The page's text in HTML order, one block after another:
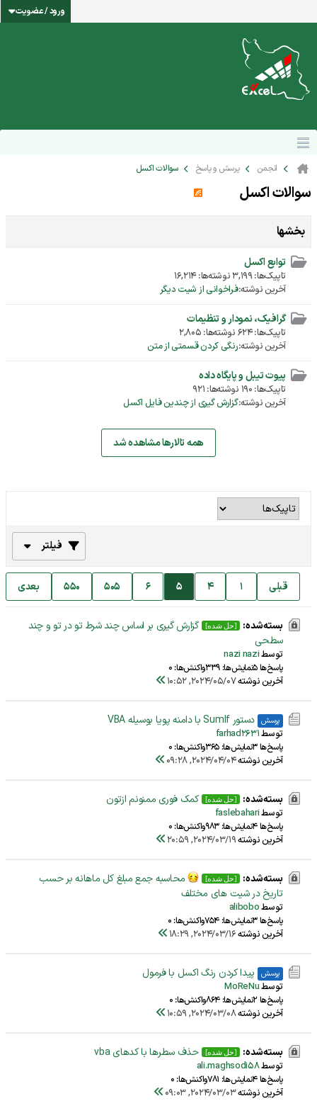
ورود / عضویت
انجمن پرسش و پاسخ سوالات اکسل
سوالات اکسل
بخشها
توابع اکسل
تاپیک‌ها: 3,199 نوشته‌ها: 16,214
آخرین نوشته:فراخوانی از شیت دیگر
گرافیک، نمودار و تنظیمات
تاپیک‌ها: 624 نوشته‌ها: 2,805
آخرین نوشته:رنگی کردن قسمتی از متن
پیوت تیبل و پایگاه داده
تاپیک‌ها: 190 نوشته‌ها: 921
آخرین نوشته:گزارش گیری از چندین فایل اکسل
همه تالارها مشاهده شد
فیلتر
قبلی 1
4
5
6
505
550 بعدی
بسته‌شده: [حل شده]
گزارش گیری بر اساس چند شرط تو در تو و چند
سطحی
توسطnazi nazi
پاسخ‌ها 5 نمایش‌ها: 339 واکنش‌ها: 0
آخرین نوشته2024/05/07, 10:52
پرسش دستور SumIf با دامنه پویا بوسیله VBA
توسطfarhad2631
پاسخ‌ها 3 نمایش‌ها: 365 واکنش‌ها: 0
آخرین نوشته2024/04/04, 09:28
بسته‌شده: [حل شده] کمک فوری ممنونم ازتون
توسطfaslebahari
پاسخ‌ها 4 نمایش‌ها: 983 واکنش‌ها: 0
آخرین نوشته2024/03/19, 20:59
بسته‌شده: [حل شده]
محاسبه جمع مبلغ کل ماهانه بر حسب
تاریخ در شیت های مختلف
توسطalibobo
پاسخ‌ها 3 نمایش‌ها: 754 واکنش‌ها: 0
آخرین نوشته2024/03/16, 18:29
پرسش پیدا کردن رنگ اکسل با فرمول
توسطMoReNu
پاسخ‌ها 2 نمایش‌ها: 864 واکنش‌ها: 0
آخرین نوشته2024/03/08, 10:59
بسته‌شده: [حل شده] حذف سطرها با کدهای vba
توسطali.maghsodi58
پاسخ‌ها 4 نمایش‌ها: 781 واکنش‌ها: 0
آخرین نوشته2024/03/03, 09:03